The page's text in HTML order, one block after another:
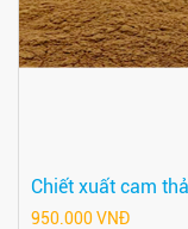
Chiết xuất cam
950.000 VNĐ